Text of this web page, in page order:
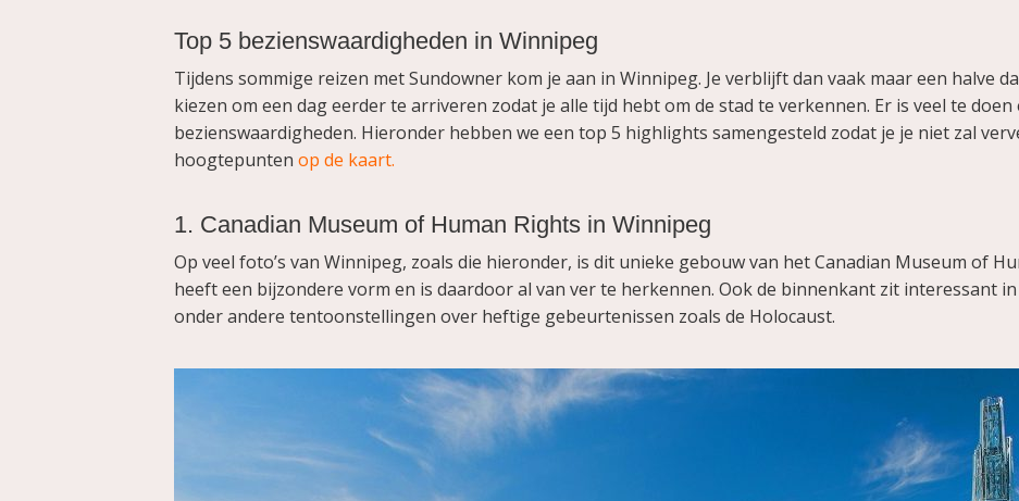
Top 5 bezienswaardigheden in Winnipeg
Tijdens sommige reizen met Sundowner kom je aan in Winnipeg. Je verblijft dan vaak maar een halve
kiezen om een dag eerder te arriveren zodat je alle tijd hebt om de stad te verkennen. Er is veel te doen
bezienswaardigheden. Hieronder hebben we een top 5 highlights samengesteld zodat je je niet zal
hoogtepunten op de kaart.
1. Canadian Museum of Human Rights in Winnipeg
Op veel foto’s van Winnipeg, zoals die hieronder, is dit unieke gebouw van het Canadian Museum of
heeft een bijzondere vorm en is daardoor al van ver te herkennen. Ook de binnenkant zit interessant
onder andere tentoonstellingen over heftige gebeurtenissen zoals de Holocaust.